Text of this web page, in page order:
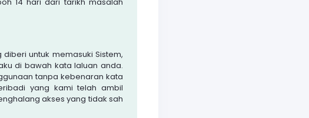
untuk memasuki Sistem,
di bawah kata laluan anda.
tanpa kebenaran kata
yang kami telah ambil
akses yang tidak sah